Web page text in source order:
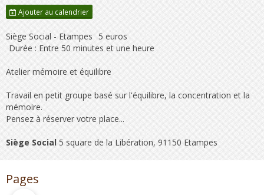
Ajouter au calendrier
Siège Social - Etampes 5 euros
Durée : Entre 50 minutes et une heure
Atelier mémoire et équilibre
Travail en petit groupe basé sur l'équilibre, la concentration et la
mémoire.
Pensez à réserver votre place...
Siège Social5 square de la Libération, 91150 Etampes
Pages